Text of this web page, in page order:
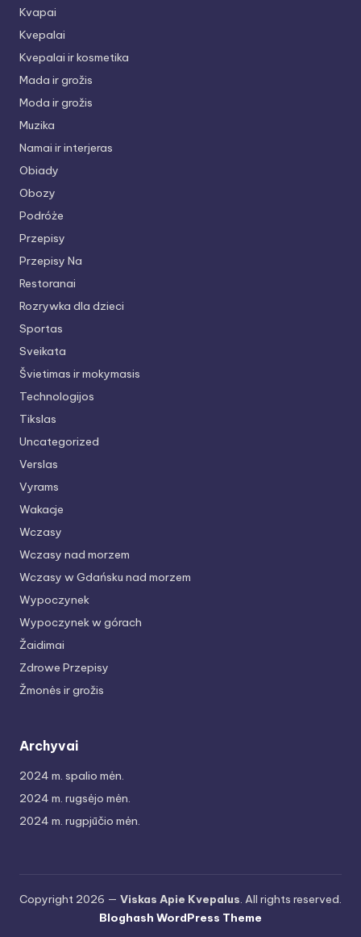
Kvapai
Kvepalai
Kvepalai ir kosmetika
Mada ir grožis
Moda ir grožis
Muzika
Namai ir interjeras
Obiady
Obozy
Podróże
Przepisy
Przepisy Na
Restoranai
Rozrywka dla dzieci
Sportas
Sveikata
Švietimas ir mokymasis
Technologijos
Tikslas
Uncategorized
Verslas
Vyrams
Wakacje
Wczasy
Wczasy nad morzem
Wczasy w Gdańsku nad morzem
Wypoczynek
Wypoczynek w górach
Žaidimai
Zdrowe Przepisy
Žmonės ir grožis
Archyvai
2024 m. spalio mėn.
2024 m. rugsėjo mėn.
2024 m. rugpjūčio mėn.
Copyright 2026 — Viskas Apie Kvepalus. All rights reserved.
Bloghash WordPress Theme